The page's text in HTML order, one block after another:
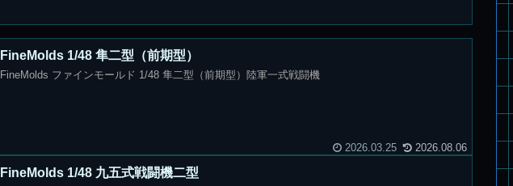
FineMolds 1/48 隼二型（前期型）
FineMolds ファインモールド 1/48 隼二型（前期型）陸軍一式戦闘機
2026.03.25 2026.08.06
FineMolds 1/48 九五式戦闘機二型